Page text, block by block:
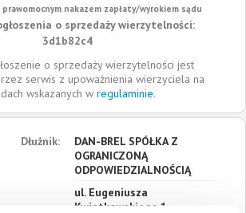
nakazem zapłaty/wyrokiem sądu
o sprzedaży wierzytelności:
3d1b82c4
o sprzedaży wierzytelności jest
serwis z upoważnienia wierzyciela na
wskazanych w regulaminie.
Dłużnik:
DAN-BREL SPÓŁKA Z
OGRANICZONĄ
ODPOWIEDZIALNOŚCIĄ
ul. Eugeniusza
Kwiatkowskiego 1